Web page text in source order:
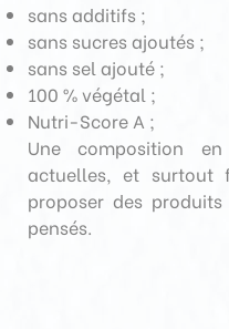
sans additifs ;
sans sucres ajoutés ;
sans sel ajouté ;
100 % végétal ;
Nutri-Score A ;
Une composition
actuelles, et surtout
proposer des
pensés.